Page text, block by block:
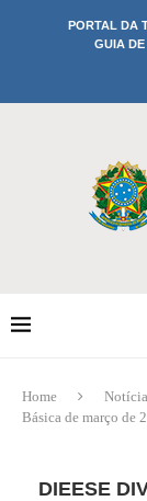
PORTAL DA
GUIA DE
Home
Básica de março de
DIEESE